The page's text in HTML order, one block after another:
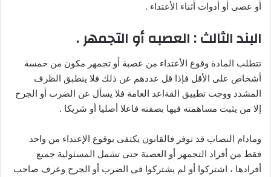
أو عصى أو أدوات أثناء الأعتداء .
البند الثالث : العصبه أو التجمهر .
تتطلب المادة وقوع الأعتداء من عصبة أو تجمهر مكون من خمسة
أشخاص على الأقل فإذا قل عددهم عن ذلك فلا ينطبق الظرف
المشدد ووجب تطبيق القةاعد العامة فلا يسأل عن الضرب أو الجرح
إلا من يثبت مساهمته فيها بصفته فاعلا أصليا أو شريكا .
ومادام النصاب قد توفر فالقانون يكتفى بوقوع الإعتداء من واحد
فقط من أفراد التجمهر أو العصبة حتى تشمل المسئولية جميع
أفرادها ، اشتركوا أو لم يشتركوا فى الضرب أو الجرح وعرف صاحب